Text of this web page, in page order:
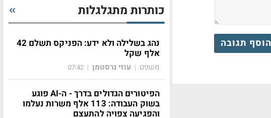
הוסף תגובה
כותרות מתגלגלות
נהג בשלילה ולא ידע: הפניקס תשלם 42
אלף שקל
משפט | עוזי גרסטמן |
07:42
הפיטורים הגדולים בדרך - ה-AI פוגע
בשוק העבודה: 113 אלף משרות נעלמו
והפגיעה צפויה להתעצם